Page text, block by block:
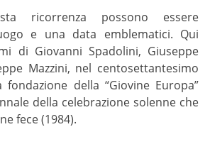
ricorrenza possono essere
e una data emblematici. Qui
di Giovanni Spadolini, Giuseppe
Mazzini, nel centosettantesimo
della “Giovine Europa”
della celebrazione solenne che
fece (1984).